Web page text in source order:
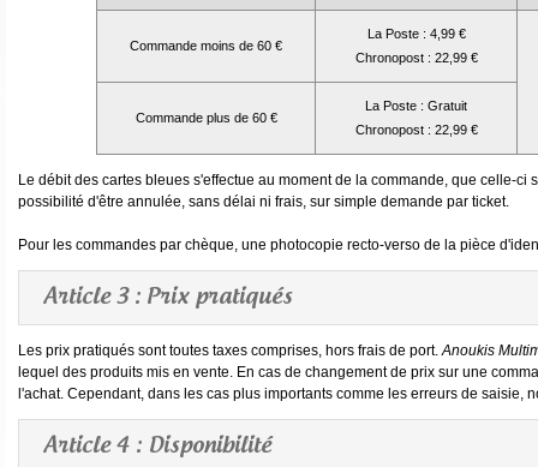
Commande moins de 60 €
La Poste : 4,99 €
Chronopost : 22,99 €
Commande plus de 60 €
La Poste : Gratuit
Chronopost : 22,99 €
Le débit des cartes bleues s'effectue au moment de la commande, que celle-
possibilité d'être annulée, sans délai ni frais, sur simple demande par ticket.
Pour les commandes par chèque, une photocopie recto-verso de la pièce
Article 3 : Prix pratiqués
Les prix pratiqués sont toutes taxes comprises, hors frais de port.Anoukis
lequel des produits mis en vente. En cas de changement de prix sur une
l'achat. Cependant, dans les cas plus importants comme les erreurs de saisie,
Article 4 : Disponibilité